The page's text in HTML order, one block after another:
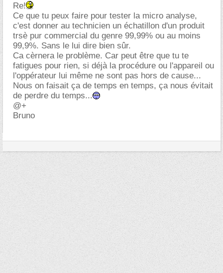
Re!
Ce que tu peux faire pour tester la micro analyse,
c'est donner au technicien un échatillon d'un produit
trsè pur commercial du genre 99,99% ou au moins
99,9%. Sans le lui dire bien sûr.
Ca cèrnera le problème. Car peut être que tu te
fatigues pour rien, si déjà la procédure ou l'appareil ou
l'oppérateur lui même ne sont pas hors de cause...
Nous on faisait ça de temps en temps, ça nous évitait
de perdre du temps...
@+
Bruno